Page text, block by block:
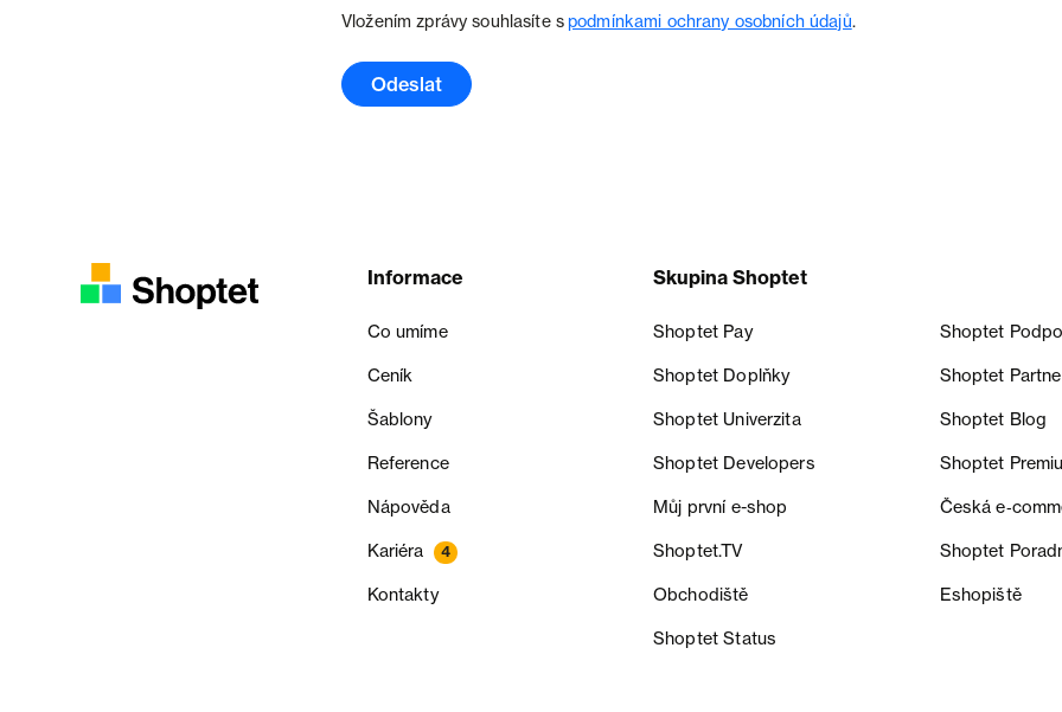
Vložením zprávy souhlasíte spodmínkami ochrany osobních údajů.
Odeslat
Informace
Co umíme
Ceník
Šablony
Reference
Nápověda
Kariéra 4
Kontakty
Skupina Shoptet
Shoptet Pay Shoptet
Shoptet Doplňky Shoptet
Shoptet Univerzita Shoptet Blog
Shoptet Developers Shoptet
Můj první e-shop Česká
Shoptet.TV Shoptet
Obchodiště Eshopiště
Shoptet Status